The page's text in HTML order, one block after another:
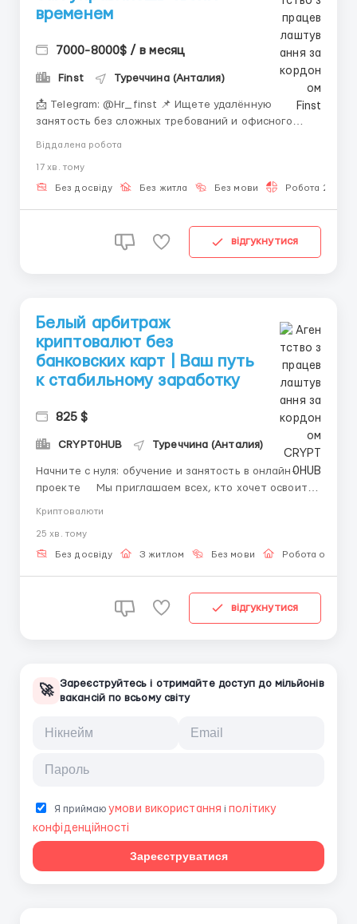
временем
7000-8000$ / в месяц
Finst Туреччина (Анталия)
📩 Telegram: @Hr_finst 📌 Ищете удалённую
занятость без сложных требований и офисного
О нашей команде Мы работаем в digital-
направлении и используем современные онлайн-
Віддалена робота
17 хв. тому
Без досвіду Без житла Без мови Робота 2-3
відгукнутися
Белый арбитраж
криптовалют без
банковских карт | Ваш путь
к стабильному заработку
825 $
CRYPT0HUB Туреччина (Анталия)
Начните с нуля: обучение и занятость в онлайн-
проекте Мы приглашаем всех, кто хочет освоить
действий. Проект ориентирован на
дистанционное участие: вы получаете доступ к
Криптовалюти
25 хв. тому
Без досвіду З житлом Без мови Робота онлайн
відгукнутися
🚀 Зареєструйтесь і отримайте доступ до мільйонів
вакансій по всьому світу
Я приймаюумови використання і політику
конфіденційності
Зареєструватися